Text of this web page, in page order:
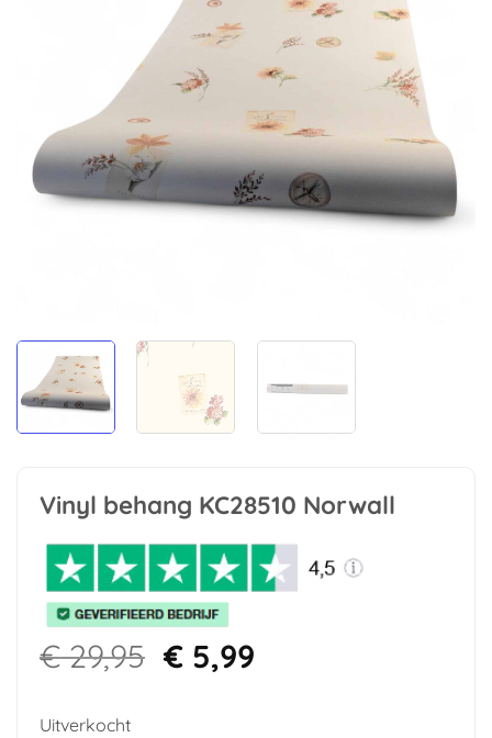
Vinyl behang KC28510 Norwall
€29,95 Oorspronkelijke
prijs
€5,99Huidige
Uitverkocht